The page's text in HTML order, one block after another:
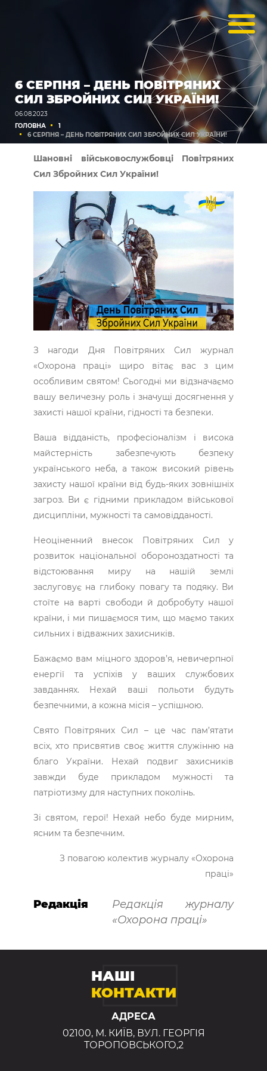
6 СЕРПНЯ – ДЕНЬ ПОВІТРЯНИХ
СИЛ ЗБРОЙНИХ СИЛ УКРАЇНИ!
06.08.2023
ГОЛОВНА
1
6 СЕРПНЯ – ДЕНЬ ПОВІТРЯНИХ СИЛ ЗБРОЙНИХ СИЛ УКРАЇНИ!
Шановні військовослужбовці Повітряних
Сил Збройних Сил України!
З нагоди Дня Повітряних Сил журнал
«Охорона праці» щиро вітає вас з цим
особливим святом! Сьогодні ми відзначаємо
вашу величезну роль і значущі досягнення у
захисті нашої країни, гідності та безпеки.
Ваша відданість, професіоналізм і висока
майстерність забезпечують безпеку
українського неба, а також високий рівень
захисту нашої країни від будь-яких зовнішніх
загроз. Ви є гідними прикладом військової
дисципліни, мужності та самовідданості.
Неоціненний внесок Повітряних Сил у
розвиток національної обороноздатності та
відстоювання миру на нашій землі
заслуговує на глибоку повагу та подяку. Ви
стоїте на варті свободи й добробуту нашої
країни, і ми пишаємося тим, що маємо таких
сильних і відважних захисників.
Бажаємо вам міцного здоров’я, невичерпної
енергії та успіхів у ваших службових
завданнях. Нехай ваші польоти будуть
безпечними, а кожна місія – успішною.
Свято Повітряних Сил – це час пам’ятати
всіх, хто присвятив своє життя служінню на
благо України. Нехай подвиг захисників
завжди буде прикладом мужності та
патріотизму для наступних поколінь.
Зі святом, герої! Нехай небо буде мирним,
ясним та безпечним.
З повагою колектив журналу «Охорона
праці»
Редакція
Редакція журналу
«Охорона праці»
НАШІ
КОНТАКТИ
АДРЕСА
02100, М. КИЇВ, ВУЛ. ГЕОРГІЯ
ТОРОПОВСЬКОГО,2